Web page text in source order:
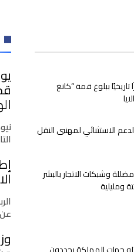
ببلوغ قمة “كانغ
الاستثنائي لمهنيي النقل
وشبكات الاتجار بالبشر
ومليلية